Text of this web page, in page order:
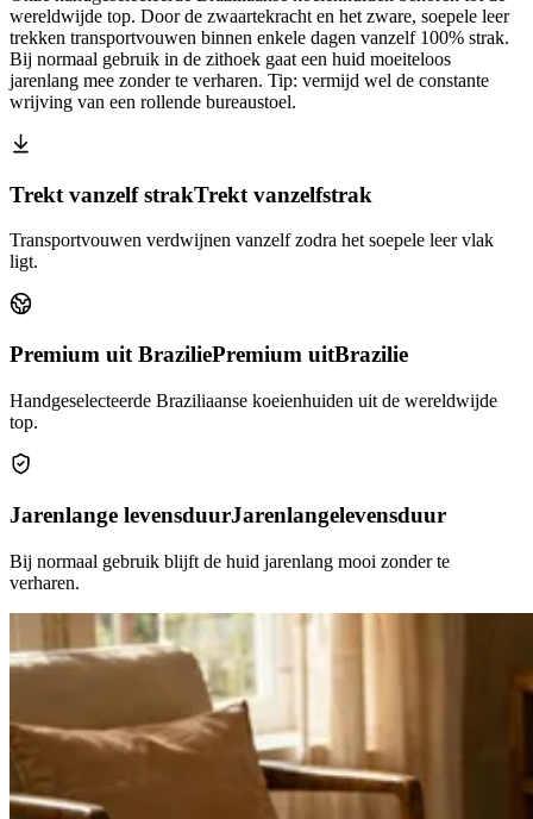
wereldwijde top. Door de zwaartekracht en het zware, soepele leer
trekken transportvouwen binnen enkele dagen vanzelf 100% strak.
Bij normaal gebruik in de zithoek gaat een huid moeiteloos
jarenlang mee zonder te verharen. Tip: vermijd wel de constante
wrijving van een rollende bureaustoel.
Trekt vanzelf strakTrekt vanzelfstrak
Transportvouwen verdwijnen vanzelf zodra het soepele leer vlak
ligt.
Premium uit BraziliePremium uitBrazilie
Handgeselecteerde Braziliaanse koeienhuiden uit de wereldwijde
top.
Jarenlange levensduurJarenlangelevensduur
Bij normaal gebruik blijft de huid jarenlang mooi zonder te
verharen.